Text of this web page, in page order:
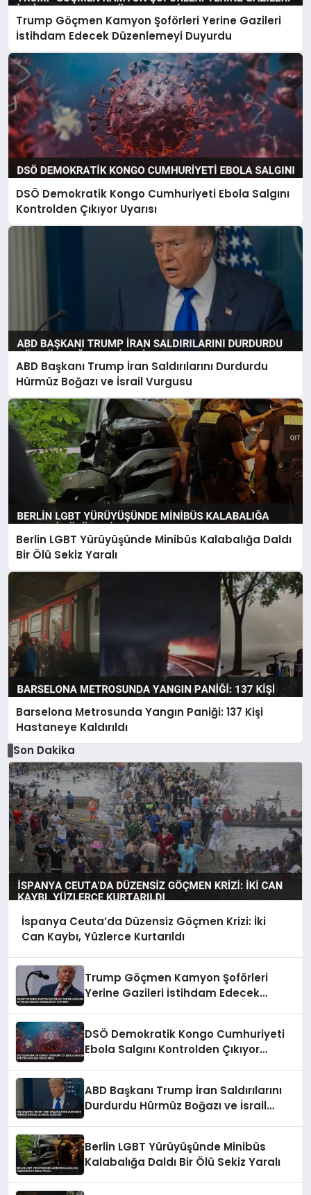
Trump Göçmen Kamyon Şoförleri Yerine Gazileri
İstihdam Edecek Düzenlemeyi Duyurdu
DSÖ Demokratik Kongo Cumhuriyeti Ebola Salgını
Kontrolden Çıkıyor Uyarısı
ABD Başkanı Trump İran Saldırılarını Durdurdu
Hürmüz Boğazı ve İsrail Vurgusu
Berlin LGBT Yürüyüşünde Minibüs Kalabalığa Daldı
Bir Ölü Sekiz Yaralı
Barselona Metrosunda Yangın Paniği: 137 Kişi
Hastaneye Kaldırıldı
Son Dakika
İspanya Ceuta’da Düzensiz Göçmen Krizi: İki
Can Kaybı, Yüzlerce Kurtarıldı
Trump Göçmen Kamyon Şoförleri
Yerine Gazileri İstihdam Edecek
DSÖ Demokratik Kongo Cumhuriyeti
Ebola Salgını Kontrolden Çıkıyor
ABD Başkanı Trump İran Saldırılarını
Durdurdu Hürmüz Boğazı ve İsrail
Berlin LGBT Yürüyüşünde Minibüs
Kalabalığa Daldı Bir Ölü Sekiz Yaralı